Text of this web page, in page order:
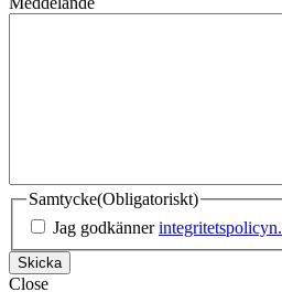
Samtycke(Obligatoriskt)
Jag godkännerintegritetspolicyn.
Skicka
Close